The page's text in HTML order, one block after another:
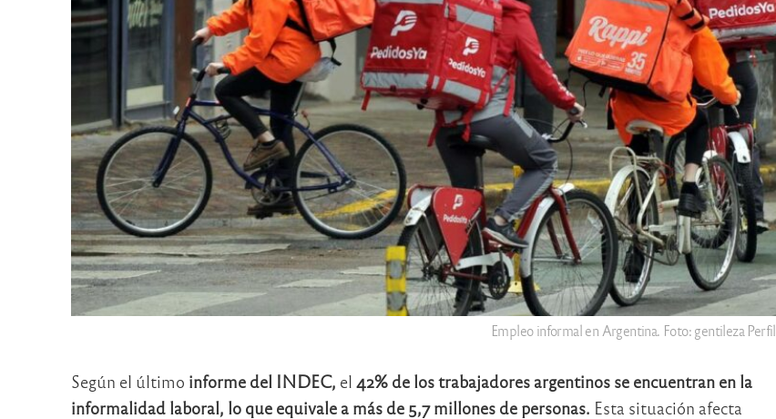
Empleo informal en Argentina. Foto: gentileza Perfil.
Según el último informe del INDEC, el 42% de los trabajadores argentinos se encuentran en la
informalidad laboral, lo que equivale a más de 5,7 millones de personas. Esta situación afecta